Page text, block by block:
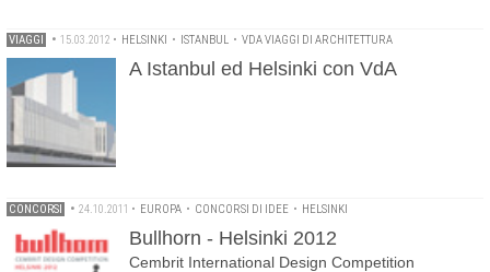
VIAGGI • 15.03.2012 • HELSINKI • ISTANBUL • VDA VIAGGI DI ARCHITETTURA
A Istanbul ed Helsinki con VdA
CONCORSI • 24.10.2011 • EUROPA • CONCORSI DI IDEE • HELSINKI
Bullhorn - Helsinki 2012
Cembrit International Design Competition